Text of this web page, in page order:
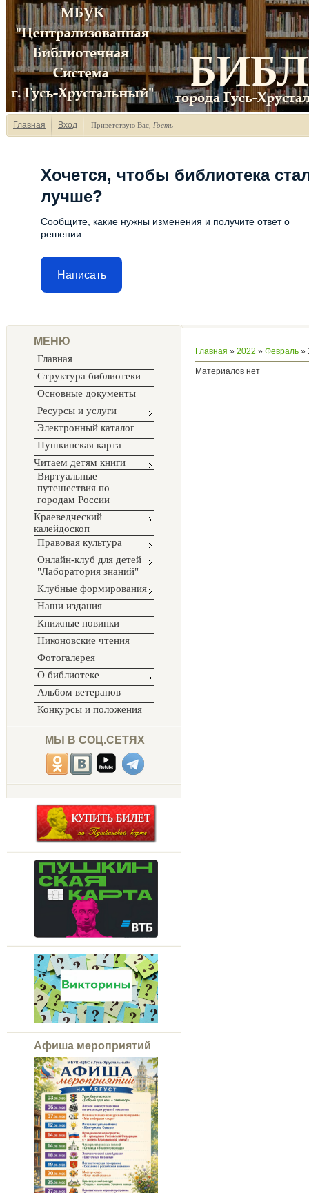
Главная Вход Приветствую Вас Гость
Хочется, чтобы библиотека
лучше?
Сообщите, какие нужны изменения и получите ответ о
решении
Написать
МЕНЮ
Главная
Структура библиотеки
Основные документы
Ресурсы и услуги
Электронный каталог
Пушкинская карта
Читаем детям книги
Виртуальные
путешествия по
городам России
Краеведческий
калейдоскоп
Правовая культура
Онлайн-клуб для детей
"Лаборатория знаний"
Клубные формирования
Наши издания
Книжные новинки
Никоновские чтения
Фотогалерея
О библиотеке
Альбом ветеранов
Конкурсы и положения
МЫ В СОЦ.СЕТЯХ
Афиша мероприятий
Главная » 2022 » Февраль »
Материалов нет